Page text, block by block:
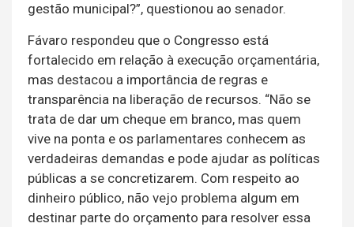
gestão municipal?”, questionou ao senador.
Fávaro respondeu que o Congresso está
fortalecido em relação à execução orçamentária,
mas destacou a importância de regras e
transparência na liberação de recursos. “Não se
trata de dar um cheque em branco, mas quem
vive na ponta e os parlamentares conhecem as
verdadeiras demandas e pode ajudar as políticas
públicas a se concretizarem. Com respeito ao
dinheiro público, não vejo problema algum em
destinar parte do orçamento para resolver essa